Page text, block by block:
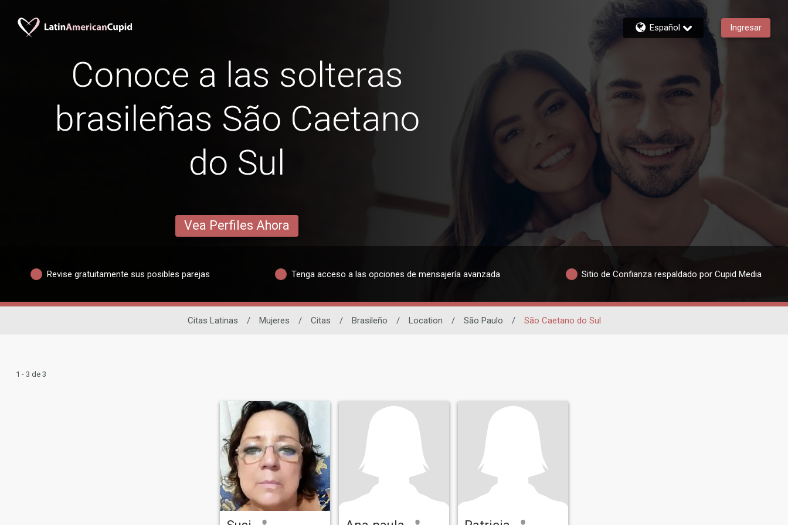
Español Ingresar
Conoce a las solteras
brasileñas São Caetano
do Sul
Vea Perfiles Ahora
Revise gratuitamente sus posibles parejas Tenga acceso a las opciones de mensajería avanzada Sitio de Confianza respaldado por Cupid Media
Citas Latinas / Mujeres / Citas / Brasileño / Location / São Paulo / São Caetano do Sul
1 - 3 de 3